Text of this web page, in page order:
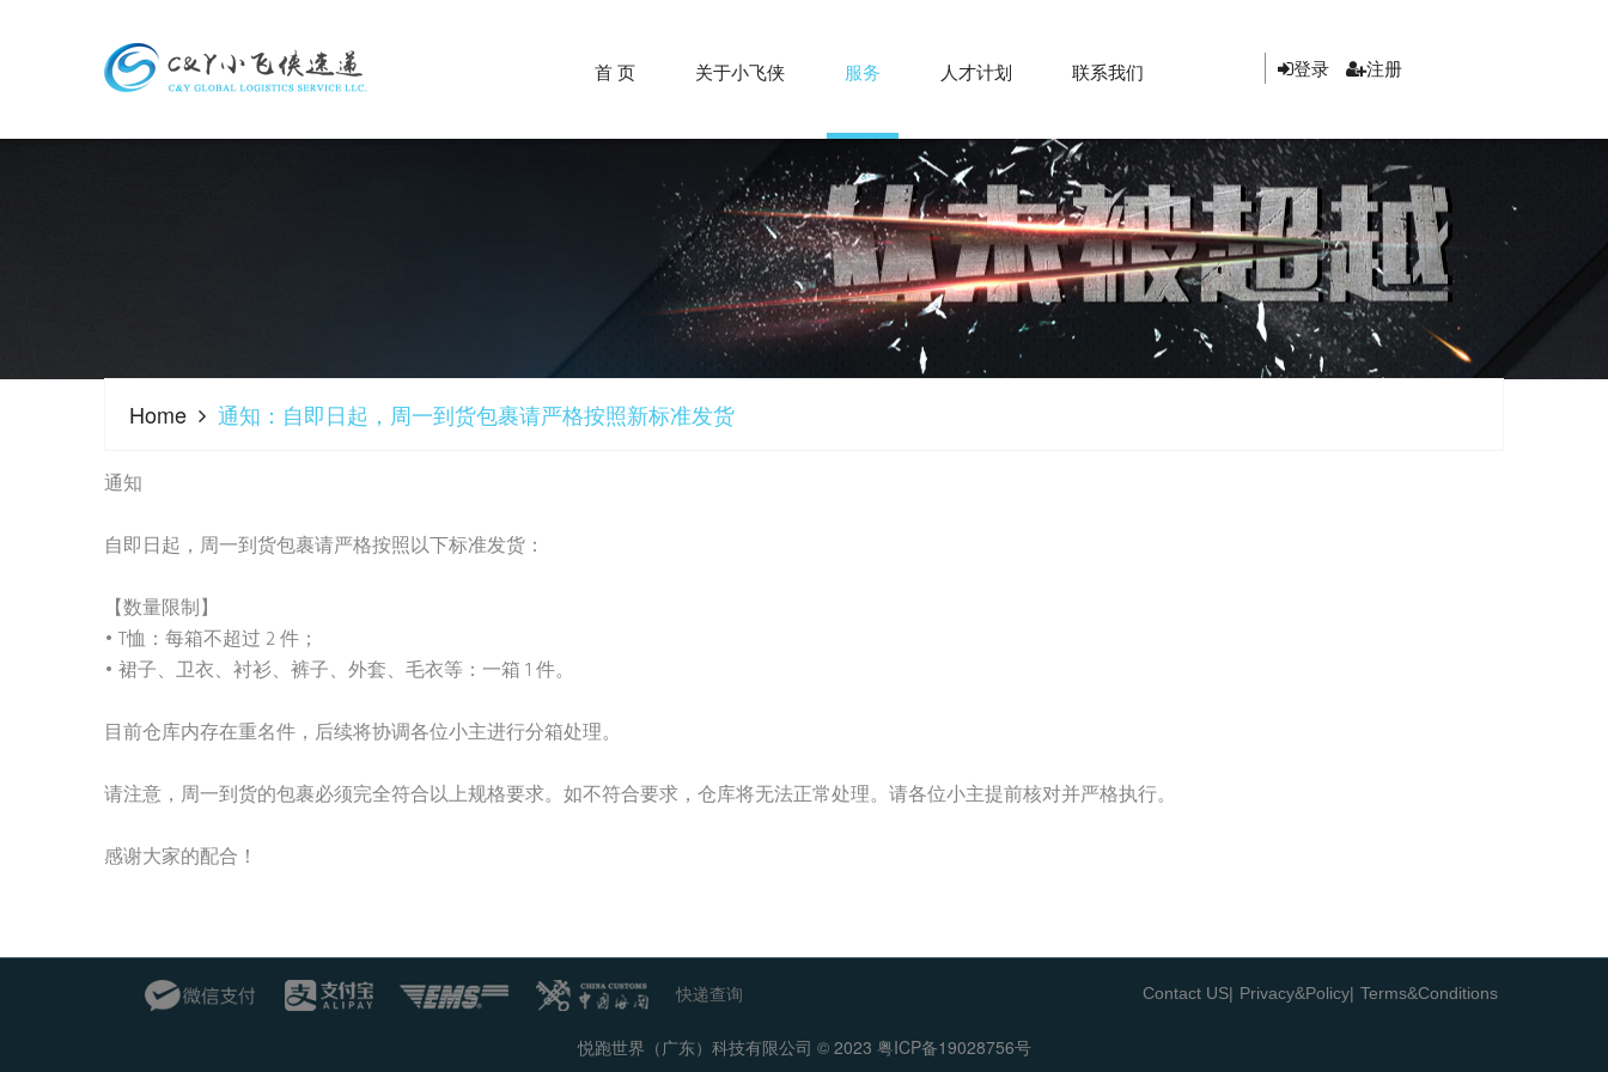
首 页 关于小飞侠 服务 人才计划 联系我们 登录 注册
Home 通知：自即日起，周一到货包裹请严格按照新标准发货
通知
自即日起，周一到货包裹请严格按照以下标准发货：
【数量限制】
• T恤：每箱不超过 2 件；
• 裙子、卫衣、衬衫、裤子、外套、毛衣等：一箱 1 件。
目前仓库内存在重名件，后续将协调各位小主进行分箱处理。
请注意，周一到货的包裹必须完全符合以上规格要求。如不符合要求，仓库将无法正常处理。请各位小主提前核对并严格执行。
感谢大家的配合！
文
快递查询 Contact US| Privacy&Policy| Terms&Conditions
悦跑世界（广东）科技有限公司 © 2023 粤ICP备19028756号